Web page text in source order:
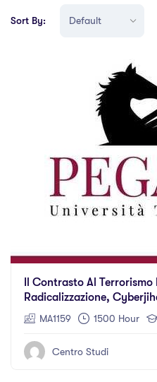
Sort By:
Il Contrasto Al
Radicalizzazione,
Comunicazione Strategica
MA1159 1500 Hour
Centro Studi